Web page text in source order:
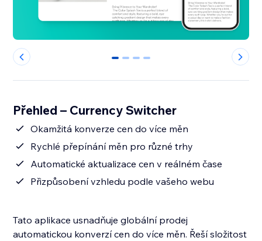
0 1 2 3
Přehled – Currency Switcher
Okamžitá konverze cen do více měn
Rychlé přepínání měn pro různé trhy
Automatické aktualizace cen v reálném čase
Přizpůsobení vzhledu podle vašeho webu
Tato aplikace usnadňuje globální prodej
automatickou konverzí cen do více měn. Řeší složitost